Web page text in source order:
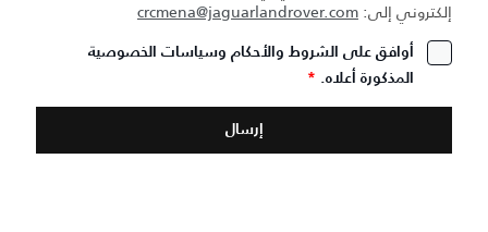
إلكتروني إلى: crcmena@jaguarlandrover.com
أوافق على الشروط والأحكام وسياسات الخصوصية
المذكورة أعلاه. *